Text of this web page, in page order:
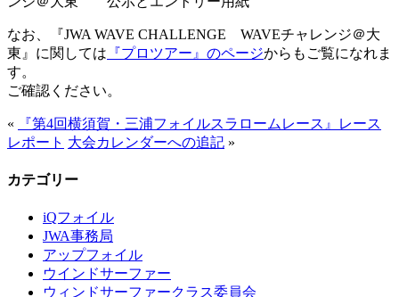
なお、『JWA WAVE CHALLENGE WAVEチャレンジ＠大
東』に関しては 『プロツアー』のページからもご覧になれま
す。
ご確認ください。
«
『第4回横須賀・三浦フォイルスラロームレース』レース
レポート 大会カレンダーへの追記 »
カテゴリー
iQフォイル
JWA事務局
アップフォイル
ウインドサーファー
ウィンドサーファークラス委員会